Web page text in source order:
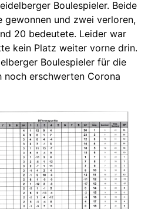
Boulespieler. Beide
gewonnen und zwei verloren,
20 bedeutete. Leider war
kein Platz weiter vorne drin.
Boulespieler für die
noch erschwerten Corona